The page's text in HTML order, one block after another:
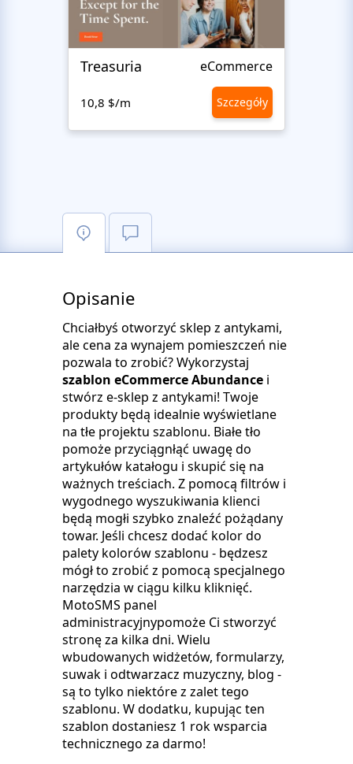
Treasuria eCommerce
10,8 $/m Szczegóły
Opisanie
Chciałbyś otworzyć sklep z antykami,
ale cena za wynajem pomieszczeń nie
pozwala to zrobić? Wykorzystaj
szablon eCommerce Abundance i
stwórz e-sklep z antykami! Twoje
produkty będą idealnie wyświetlane
na tłe projektu szablonu. Białe tło
pomoże przyciągnłąć uwagę do
artykułów katałogu i skupić się na
ważnych treściach. Z pomocą filtrów i
wygodnego wyszukiwania klienci
będą mogłi szybko znaleźć pożądany
towar. Jeśli chcesz dodać kolor do
palety kolorów szablonu - będzesz
mógł to zrobić z pomocą specjalnego
narzędzia w ciągu kilku kliknięć.
MotoSMS panel
administracyjnypomoże Ci stworzyć
stronę za kilka dni. Wielu
wbudowanych widżetów, formularzy,
suwak i odtwarzacz muzyczny, blog -
są to tylko niektóre z zalet tego
szablonu. W dodatku, kupując ten
szablon dostaniesz 1 rok wsparcia
technicznego za darmo!